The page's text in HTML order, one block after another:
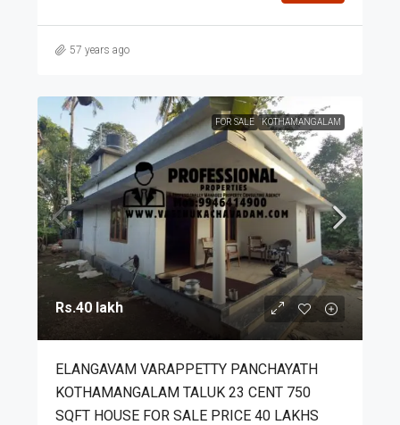
57 years ago
FOR SALE KOTHAMANGALAM
Rs.40 lakh
ELANGAVAM VARAPPETTY PANCHAYATH
KOTHAMANGALAM TALUK 23 CENT 750
SQFT HOUSE FOR SALE PRICE 40 LAKHS